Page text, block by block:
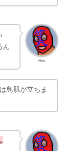
Hin
ん
鳥肌が立ちま